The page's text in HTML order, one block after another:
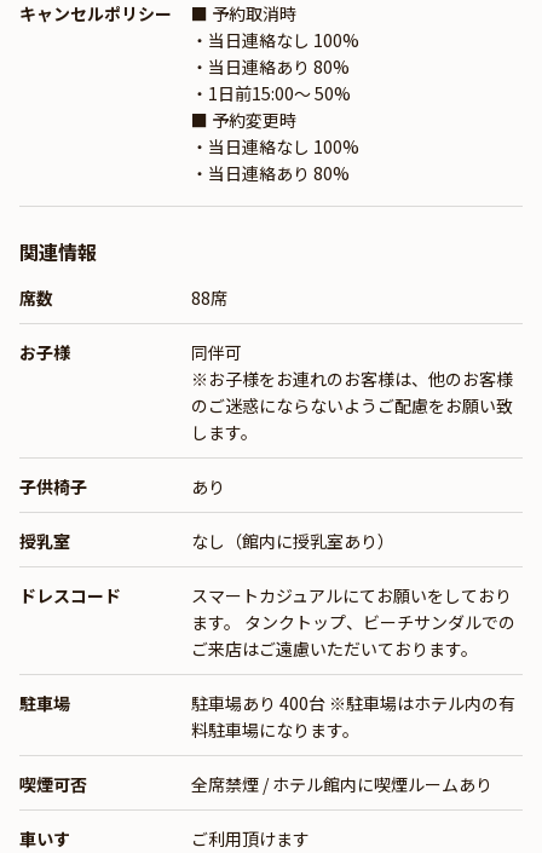
キャンセルポリシー
■ 予約取消時
・当日連絡なし 100%
・当日連絡あり 80%
・1日前15:00〜 50%
■ 予約変更時
・当日連絡なし 100%
・当日連絡あり 80%
関連情報
席数 88席
お子様
同伴可
※お子様をお連れのお客様は、他のお客様
のご迷惑にならないようご配慮をお願い致
します。
子供椅子 あり
授乳室 なし（館内に授乳室あり）
ドレスコード
スマートカジュアルにてお願いをしており
ます。 タンクトップ、ビーチサンダルでの
ご来店はご遠慮いただいております。
駐車場
駐車場あり 400台 ※駐車場はホテル内の有
料駐車場になります。
喫煙可否 全席禁煙 / ホテル館内に喫煙ルームあり
車いす ご利用頂けます